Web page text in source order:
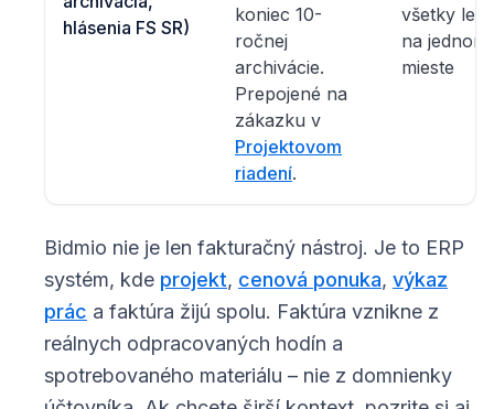
hlásenia FS SR)
koniec 10-
ročnej
archivácie.
Prepojené na
zákazku v
Projektovom
riadení.
všetky
na jednom
mieste
Bidmio nie je len fakturačný nástroj. Je to ERP
systém, kde projekt, cenová ponuka, výkaz
prác a faktúra žijú spolu. Faktúra vznikne z
reálnych odpracovaných hodín a
spotrebovaného materiálu – nie z domnienky